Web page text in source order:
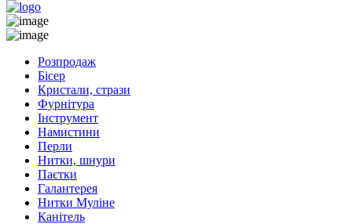
Розпродаж
Бісер
Кристали, стрази
Фурнітура
Інструмент
Намистини
Перли
Нитки, шнури
Паєтки
Галантерея
Нитки Муліне
Канітель